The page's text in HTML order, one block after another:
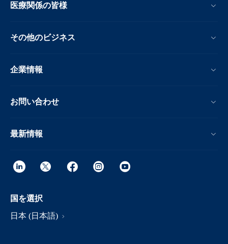
医療関係の皆様
その他のビジネス
企業情報
お問い合わせ
最新情報
国を選択
日本 (日本語)